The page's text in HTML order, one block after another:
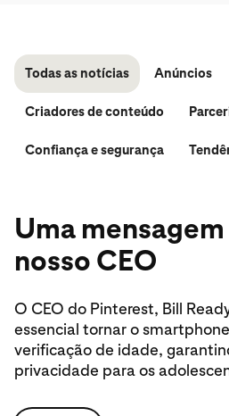
Todas as notícias Anúncios
Criadores de conteúdo
Confiança e segurança
Uma
nosso CEO
O CEO do Pinterest, Bill
essencial tornar o
verificação de idade,
privacidade para os